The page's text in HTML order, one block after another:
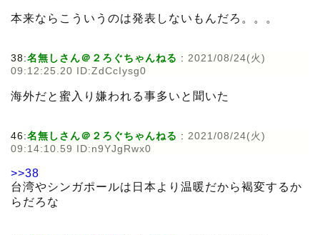
本来ならこういうのは発表しないもんだろ。。。
38:名無しさん＠２ろぐちゃんねる : 2021/08/24(火)
09:12:25.20 ID:ZdCcIysg0
海外だと蜜入り嫌われる事多いと聞いた
46:名無しさん＠２ろぐちゃんねる : 2021/08/24(火)
09:14:10.59 ID:n9YJgRwx0
>>38
台湾やシンガポールは日本より温暖だから褐変するか
らだろな